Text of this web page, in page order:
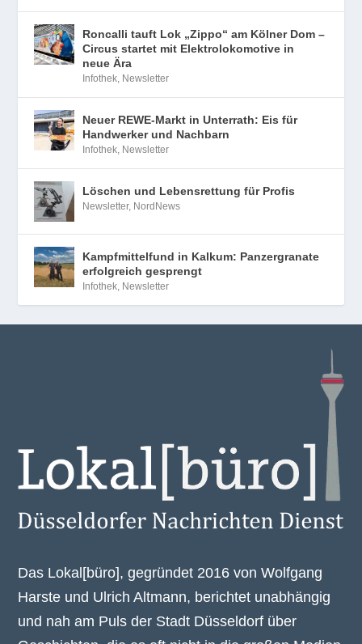
Roncalli tauft Lok „Zippo“ am Kölner Dom –
Circus startet mit Elektrolokomotive in
neue Ära
Infothek, Newsletter
Neuer REWE-Markt in Unterrath: Eis für
Handwerker und Nachbarn
Infothek, Newsletter
Löschen und Lebensrettung für Profis
Newsletter, NordNews
Kampfmittelfund in Kalkum: Panzergranate
erfolgreich gesprengt
Infothek, Newsletter
Das Lokal[büro], gegründet 2016 von Wolfgang
Harste und Ulrich Altmann, berichtet unabhängig
und nah am Puls der Stadt Düsseldorf über